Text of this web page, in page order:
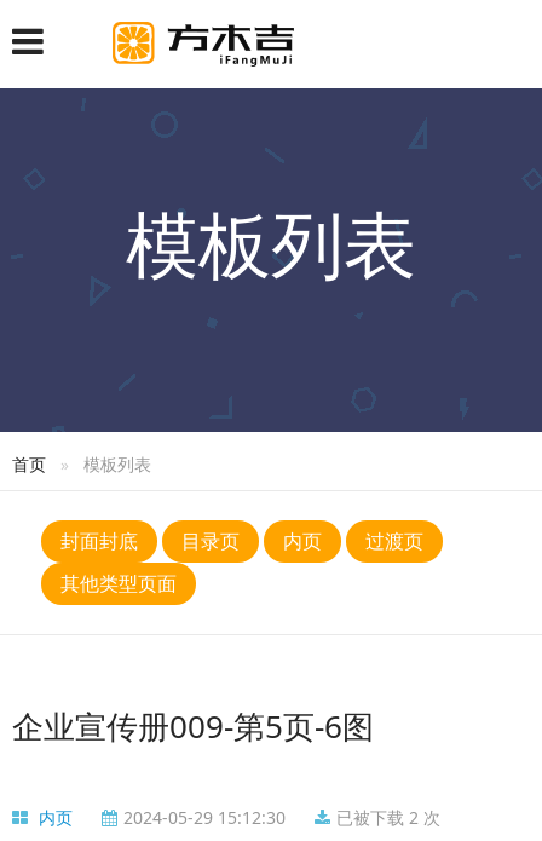
模板列表
首页 模板列表
封面封底 目录页 内页
过渡页
其他类型页面
企业宣传册009-第5页-6图
内页 2024-05-29 15:12:30 已被下载 2 次